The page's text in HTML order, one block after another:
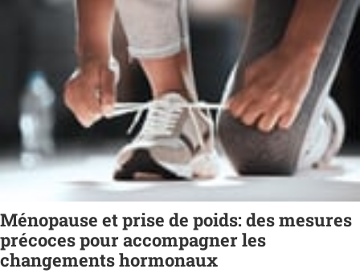
Ménopause et prise de poids: des mesures
précoces pour accompagner les
changements hormonaux